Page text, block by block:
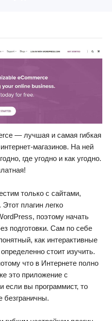
— лучшая и самая гибкая
магазинов. На ней
где угодно и как угодно.
только с сайтами,
плагин легко
поэтому начать
подготовки. Сам по себе
как интерактивные
стоит изучить.
что в Интернете полно
это приложение с
вы программист, то
безграничны.